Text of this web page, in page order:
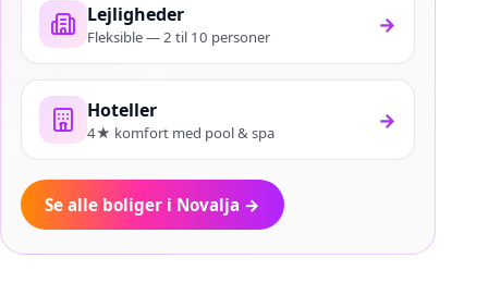
Lejligheder
Fleksible — 2 til 10 personer →
Hoteller
4★ komfort med pool & spa →
Se alle boliger i Novalja →